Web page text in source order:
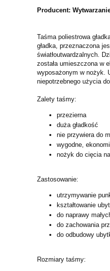
Producent:
Taśma poliestrowa
gładka, przeznaczona
światłoutwardzalnych.
została umieszczona w
wyposażonym w nożyk.
niepotrzebnego użycia
Zalety taśmy:
przezierna
duża gładkość
nie przywiera do
wygodne,
nożyk do cięcia
Zastosowanie:
utrzymywanie
kształtowanie
do naprawy
do zachowania
do odbudowy
Rozmiary taśmy: